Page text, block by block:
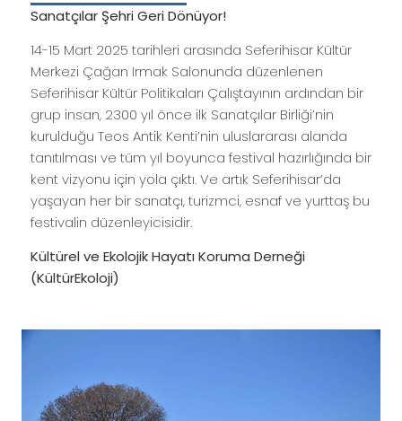
Sanatçılar Şehri Geri Dönüyor!
14-15 Mart 2025 tarihleri arasında Seferihisar Kültür
Merkezi Çağan Irmak Salonunda düzenlenen
Seferihisar Kültür Politikaları Çalıştayının ardından bir
grup insan, 2300 yıl önce ilk Sanatçılar Birliği’nin
kurulduğu Teos Antik Kenti’nin uluslararası alanda
tanıtılması ve tüm yıl boyunca festival hazırlığında bir
kent vizyonu için yola çıktı. Ve artık Seferihisar’da
yaşayan her bir sanatçı, turizmci, esnaf ve yurttaş bu
festivalin düzenleyicisidir.
Kültürel ve Ekolojik Hayatı Koruma Derneği
(KültürEkoloji)